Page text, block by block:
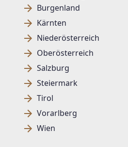
Burgenland
Kärnten
Niederösterreich
Oberösterreich
Salzburg
Steiermark
Tirol
Vorarlberg
Wien